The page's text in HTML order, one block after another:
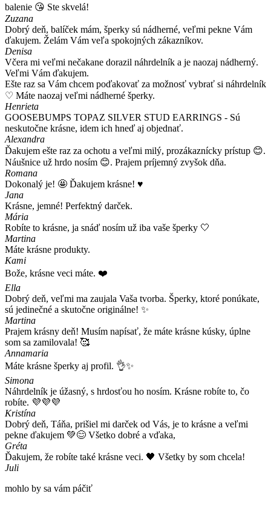
balenie 😘 Ste skvelá!
Zuzana
Dobrý deň, balíček mám, šperky sú nádherné, veľmi pekne Vám
ďakujem. Želám Vám veľa spokojných zákazníkov.
Denisa
Včera mi veľmi nečakane dorazil náhrdelník a je naozaj nádherný.
Veľmi Vám ďakujem.
Ešte raz sa Vám chcem poďakovať za možnosť vybrať si náhrdelník
♡ Máte naozaj veľmi nádherné šperky.
Henrieta
GOOSEBUMPS TOPAZ SILVER STUD EARRINGS - Sú
neskutočne krásne, idem ich hneď aj objednať.
Alexandra
Ďakujem ešte raz za ochotu a veľmi milý, prozákaznícky prístup 😊.
Náušnice už hrdo nosím 😊. Prajem príjemný zvyšok dňa.
Romana
Dokonalý je! 🤩 Ďakujem krásne! ♥️
Jana
Krásne, jemné! Perfektný darček.
Mária
Robíte to krásne, ja snáď nosím už iba vaše šperky 🤍
Martina
Máte krásne produkty.
Kami
Bože, krásne veci máte. ❤️
Ella
Dobrý deň, veľmi ma zaujala Vaša tvorba. Šperky, ktoré ponúkate,
sú jedinečné a skutočne originálne! ✨
Martina
Prajem krásny deň! Musím napísať, že máte krásne kúsky, úplne
som sa zamilovala! 🥰
Annamaria
Máte krásne šperky aj profil. 👌✨
Simona
Náhrdelník je úžasný, s hrdosťou ho nosím. Krásne robíte to, čo
robíte. 💜💜💜
Kristína
Dobrý deň, Táňa, prišiel mi darček od Vás, je to krásne a veľmi
pekne ďakujem 💚😊 Všetko dobré a vďaka,
Gréta
Ďakujem, že robíte také krásne veci. 🖤 Všetky by som chcela!
Juli
mohlo by sa vám páčiť